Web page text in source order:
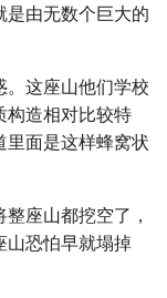
是由无数个巨大的
。这座山他们学校
构造相对比较特
里面是这样蜂窝状
座山都挖空了，
山恐怕早就塌掉